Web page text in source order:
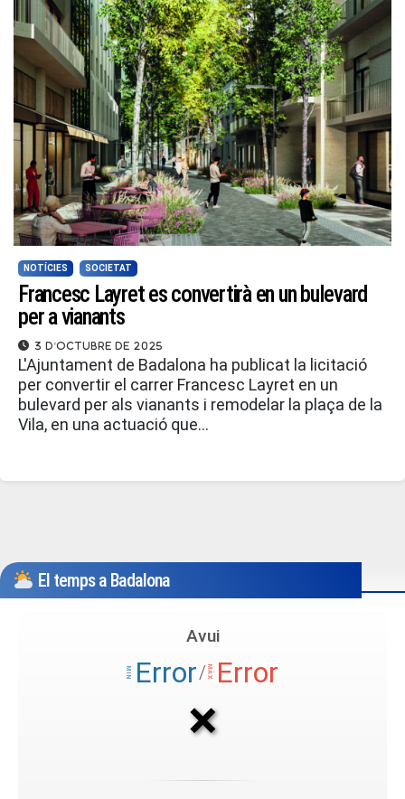
NOTÍCIES SOCIETAT
Francesc Layret es convertirà en un bulevard
per a vianants
3 d'octubre de 2025
L'Ajuntament de Badalona ha publicat la licitació
per convertir el carrer Francesc Layret en un
bulevard per als vianants i remodelar la plaça de la
Vila, en una actuació que…
El temps a Badalona